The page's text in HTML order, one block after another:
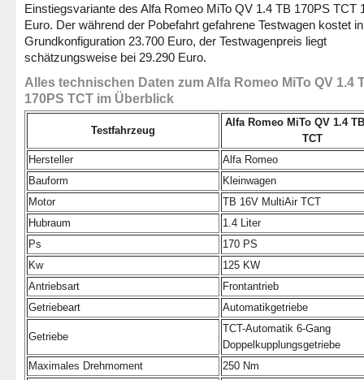
Einstiegsvariante des Alfa Romeo MiTo QV 1.4 TB 170PS TCT
Euro. Der während der Pobefahrt gefahrene Testwagen kostet
Grundkonfiguration 23.700 Euro, der Testwagenpreis liegt
schätzungsweise bei 29.290 Euro.
Alles technischen Daten zum Alfa Romeo MiTo QV 1.4
170PS TCT im Überblick
Testfahrzeug
Alfa Romeo MiTo QV 1.4
TCT
Hersteller
Alfa Romeo
Bauform
Kleinwagen
Motor
TB 16V MultiAir TCT
Hubraum
1.4 Liter
Ps
170 PS
Kw
125 KW
Antriebsart
Frontantrieb
Getriebeart
Automatikgetriebe
Getriebe
TCT-Automatik 6-Gang
Doppelkupplungsgetriebe
Maximales Drehmoment
250 Nm